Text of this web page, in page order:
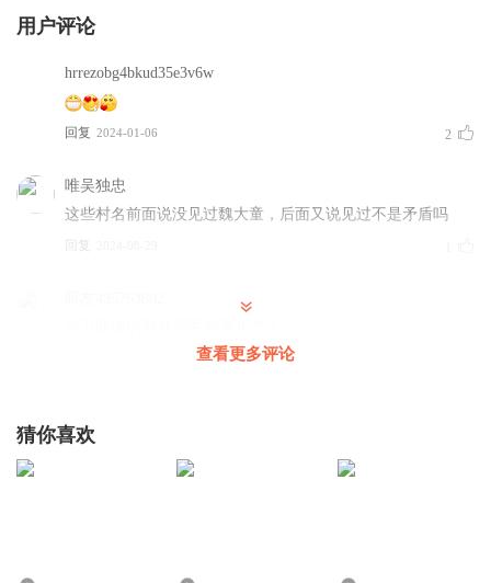
用户评论
hrrezobg4bkud35e3v6w
回复 2024-01-06 2
唯吴独忠
这些村名前面说没见过魏大童，后面又说见过不是矛盾吗
回复
这是逃难到山里的吧
查看更多评论
猜你喜欢